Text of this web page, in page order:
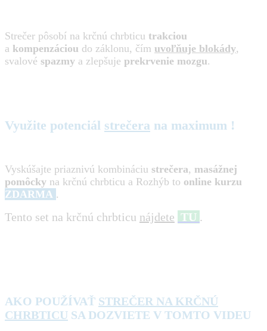
Strečer pôsobí na krčnú chrbticu trakciou
a kompenzáciou do záklonu, čím uvoľňuje blokády,
svalové spazmy a zlepšuje prekrvenie mozgu.
Využite potenciál strečera na maximum !
Vyskúšajte priaznivú kombináciu strečera, masážnej
pomôcky na krčnú chrbticu a Rozhýb to online kurzu
ZDARMA .
Tento set na krčnú chrbticu nájdete TU .
AKO POUŽÍVAŤ STREČER NA KRČNÚ
CHRBTICU SA DOZVIETE V TOMTO VIDEU